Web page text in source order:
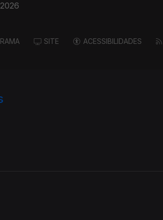
SITE ACESSIBILIDADES